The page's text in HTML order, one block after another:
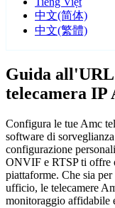
中文(简体)
中文(繁體)
Guida
telecamera IP
Configura le tue Amc
software di
configurazione
ONVIF e RTSP ti offre
piattaforme. Che sia
ufficio, le telecamere
monitoraggio affidabile